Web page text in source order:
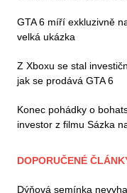
GTA 6 míří exkluzivně
velká ukázka
Z Xboxu se stal
jak se prodává GTA 6
Konec pohádky o
investor z filmu Sázka
DOPORUČENÉ
Dýňová semínka